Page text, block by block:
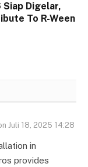
Digelar,
To R-Ween
Juli 18, 2025 14:28
in
provides